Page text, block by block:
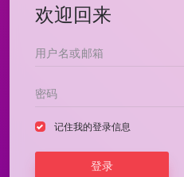
欢迎回来
记住我的登录信息
登录